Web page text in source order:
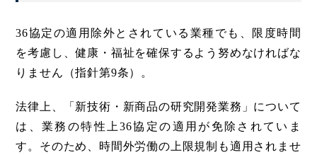
36協定の適用除外とされている業種でも、限度時間
を考慮し、健康・福祉を確保するよう努めなければな
りません（指針第9条）。
法律上、「新技術・新商品の研究開発業務」について
は、業務の特性上36協定の適用が免除されていま
す。そのため、時間外労働の上限規制も適用されませ